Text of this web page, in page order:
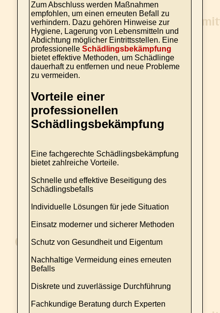
Zum Abschluss werden Maßnahmen
empfohlen, um einen erneuten Befall zu
verhindern. Dazu gehören Hinweise zur
Hygiene, Lagerung von Lebensmitteln und
Abdichtung möglicher Eintrittsstellen. Eine
professionelle Schädlingsbekämpfung
bietet effektive Methoden, um Schädlinge
dauerhaft zu entfernen und neue Probleme
zu vermeiden.
Vorteile einer
professionellen
Schädlingsbekämpfung
Eine fachgerechte Schädlingsbekämpfung
bietet zahlreiche Vorteile.
Schnelle und effektive Beseitigung des
Schädlingsbefalls
Individuelle Lösungen für jede Situation
Einsatz moderner und sicherer Methoden
Schutz von Gesundheit und Eigentum
Nachhaltige Vermeidung eines erneuten
Befalls
Diskrete und zuverlässige Durchführung
Fachkundige Beratung durch Experten